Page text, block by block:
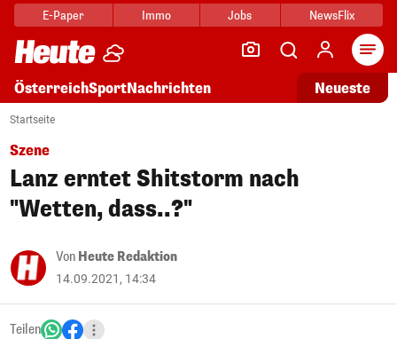
E-Paper Immo Jobs NewsFlix
ÖsterreichSportNachrichten Neueste
Startseite
Szene
Lanz erntet Shitstorm nach
"Wetten, dass..?"
Von Heute Redaktion
14.09.2021, 14:34
Teilen